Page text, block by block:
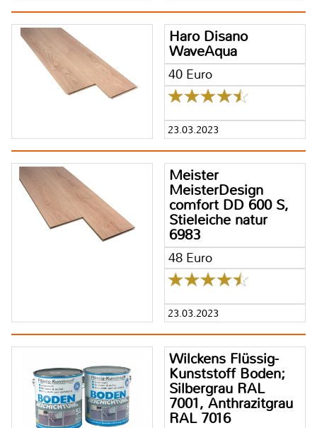
Haro Disano
WaveAqua
40 Euro
23.03.2023
Meister
MeisterDesign
comfort DD 600 S,
Stieleiche natur
6983
48 Euro
23.03.2023
Wilckens Flüssig-
Kunststoff Boden;
Silbergrau RAL
7001, Anthrazitgrau
RAL 7016